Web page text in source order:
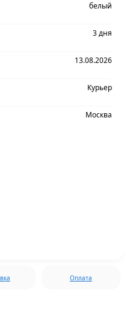
белый
3 дня
13.08.2026
Курьер
Москва
Оплата